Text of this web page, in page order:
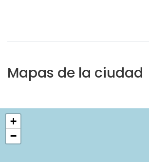
Mapas de la ciudad
+
−